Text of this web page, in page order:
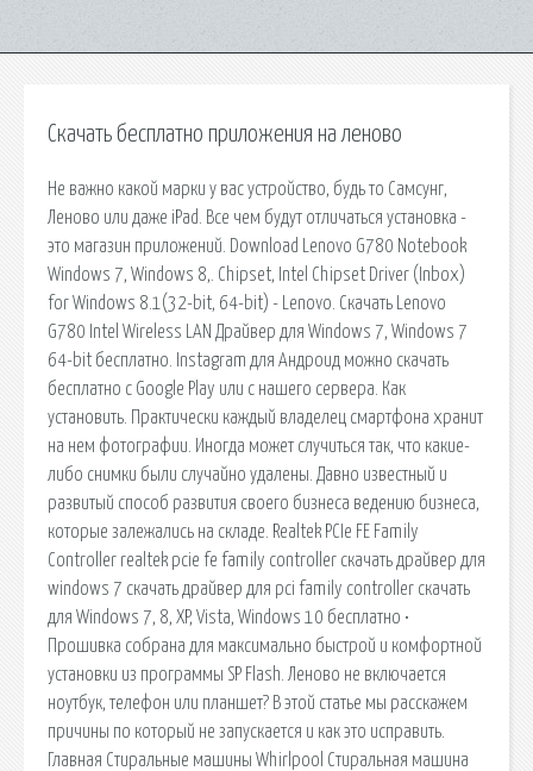
Скачать бесплатно приложения на леново
Не важно какой марки у вас устройство, будь то Самсунг,
Леново или даже iPad. Все чем будут отличаться установка -
это магазин приложений. Download Lenovo G780 Notebook
Windows 7, Windows 8,. Chipset, Intel Chipset Driver (Inbox)
for Windows 8.1(32-bit, 64-bit) - Lenovo. Скачать Lenovo
G780 Intel Wireless LAN Драйвер для Windows 7, Windows 7
64-bit бесплатно. Instagram для Андроид можно скачать
бесплатно с Google Play или с нашего сервера. Как
установить. Практически каждый владелец смартфона хранит
на нем фотографии. Иногда может случиться так, что какие-
либо снимки были случайно удалены. Давно известный и
развитый способ развития своего бизнеса ведению бизнеса,
которые залежались на складе. Realtek PCIe FE Family
Controller realtek pcie fe family controller скачать драйвер для
windows 7 скачать драйвер для pci family controller скачать
для Windows 7, 8, XP, Vista, Windows 10 бесплатно •
Прошивка собрана для максимально быстрой и комфортной
установки из программы SP Flash. Леново не включается
ноутбук, телефон или планшет? В этой статье мы расскажем
причины по который не запускается и как это исправить.
Главная Стиральные машины Whirlpool Стиральная машина